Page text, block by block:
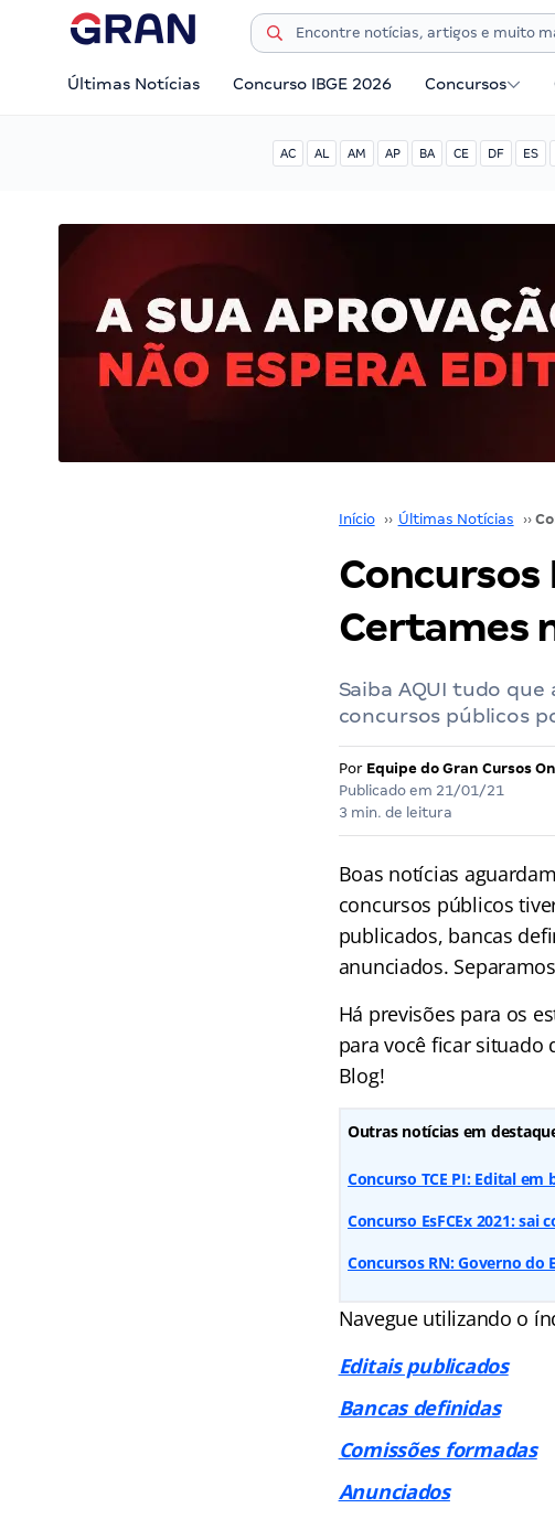
Últimas Notícias Concurso IBGE 2026 Concursos
AC AL AM AP BA CE DF ES
Início ›› Últimas Notícias ››
Concursos
Certames
Saiba AQUI tudo
concursos públicos
Por Equipe do Gran Cursos
Publicado em 21/01/21
3 min. de leitura
Boas notícias
concursos públicos
publicados, bancas
anunciados.
Há previsões para os
para você ficar situado
Blog!
Outras notícias em
Concurso TCE PI: Edital em
Concurso EsFCEx 2021: sai
Concursos RN: Governo do
Navegue utilizando o
Editais publicados
Bancas definidas
Comissões formadas
Anunciados